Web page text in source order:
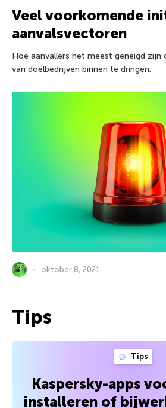
Veel voorkomende
aanvalsvectoren
Hoe aanvallers het meest geneigd
van doelbedrijven binnen te dringen.
oktober 8, 2021
Tips
Tips
Kaspersky-apps
installeren of